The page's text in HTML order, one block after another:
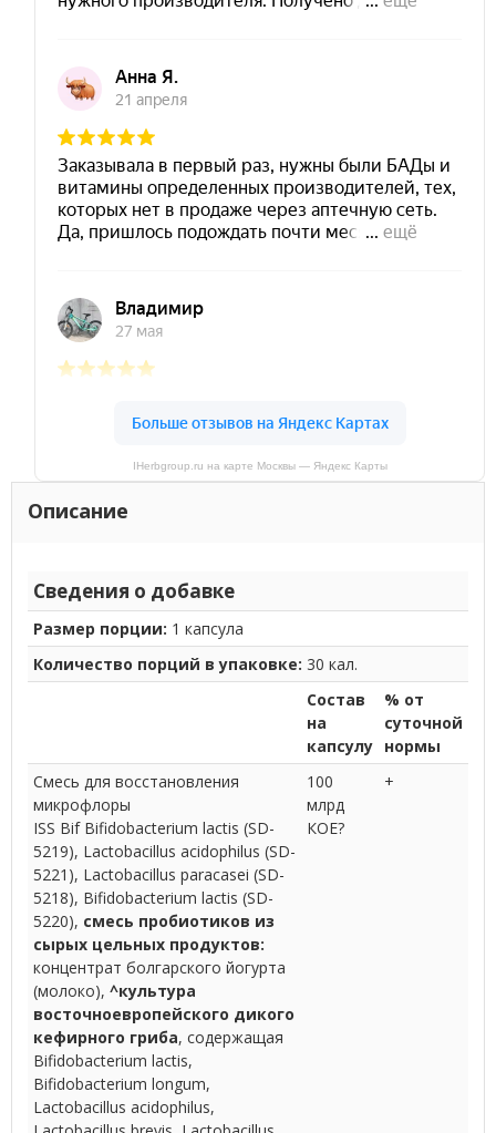
IHerbgroup.ru на карте Москвы — Яндекс Карты
Описание
Сведения о добавке
Размер порции: 1 капсула
Количество порций в упаковке: 30 кал.
Состав
на
капсулу
% от
суточной
нормы
Смесь для восстановления
микрофлоры
ISS Bif Bifidobacterium lactis (SD-
5219), Lactobacillus acidophilus (SD-
5221), Lactobacillus paracasei (SD-
5218), Bifidobacterium lactis (SD-
5220), смесь пробиотиков из
сырых цельных продуктов:
концентрат болгарского йогурта
(молоко), ^культура
восточноевропейского дикого
кефирного гриба, содержащая
Bifidobacterium lactis,
Bifidobacterium longum,
Lactobacillus acidophilus,
100
млрд
КОЕ?
+